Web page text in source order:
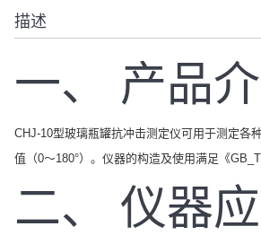
描述
一、 产品
CHJ-10型玻璃瓶罐抗冲击测定仪可用于测定各
值（0～180°）。仪器的构造及使用满足《
二、 仪器